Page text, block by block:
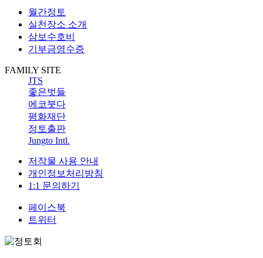
월간정토
실천장소 소개
삼보수호비
기부금영수증
FAMILY SITE
JTS
좋은벗들
에코붓다
평화재단
정토출판
Jungto Intl.
저작물 사용 안내
개인정보처리방침
1:1 문의하기
페이스북
트위터